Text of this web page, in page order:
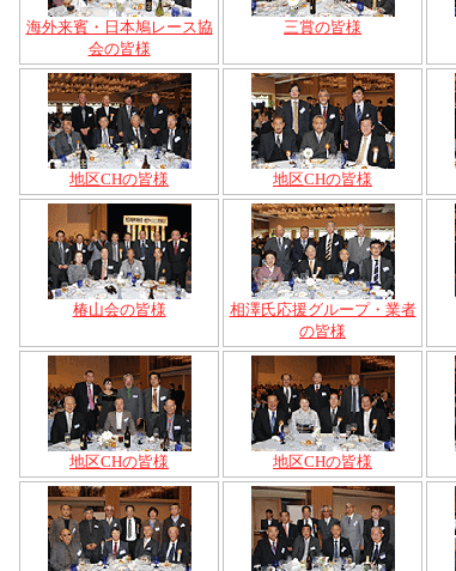
海外来賓・日本鳩レース協
会の皆様
三賞の皆様
地区CHの皆様 地区CHの皆様
椿山会の皆様
相澤氏応援グループ・業者
の皆様
地区CHの皆様 地区CHの皆様